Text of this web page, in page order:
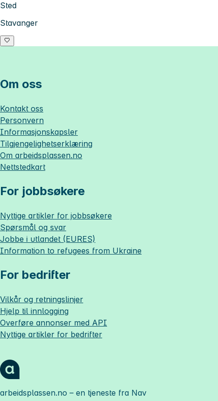
Sted
Stavanger
Om oss
Kontakt oss
Personvern
Informasjonskapsler
Tilgjengelighetserklæring
Om arbeidsplassen.no
Nettstedkart
For jobbsøkere
Nyttige artikler for jobbsøkere
Spørsmål og svar
Jobbe i utlandet (EURES)
Information to refugees from Ukraine
For bedrifter
Vilkår og retningslinjer
Hjelp til innlogging
Overføre annonser med API
Nyttige artikler for bedrifter
arbeidsplassen.no – en tjeneste fra Nav